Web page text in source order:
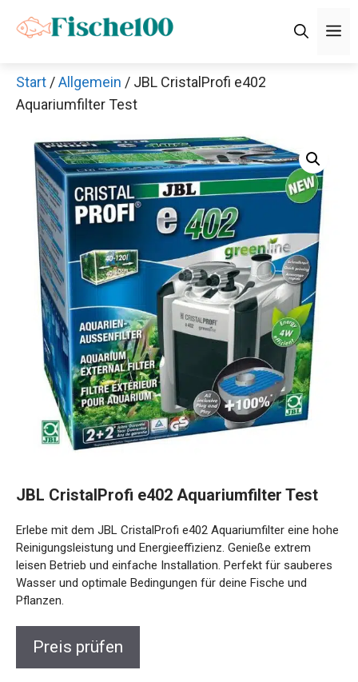
Inhalt
Start /Allgemein / JBL CristalProfi e402
Aquariumfilter Test
JBL CristalProfi e402 Aquariumfilter Test
Erlebe mit dem JBL CristalProfi e402 Aquariumfilter eine hohe
Reinigungsleistung und Energieeffizienz. Genieße extrem
leisen Betrieb und einfache Installation. Perfekt für sauberes
Wasser und optimale Bedingungen für deine Fische und
Pflanzen.
Preis prüfen